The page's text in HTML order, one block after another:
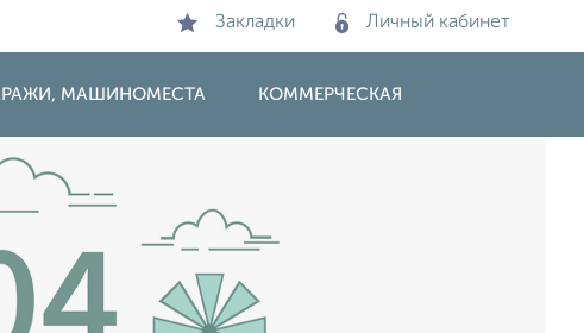
Закладки Личный кабинет
МАШИНОМЕСТА КОММЕРЧЕСКАЯ